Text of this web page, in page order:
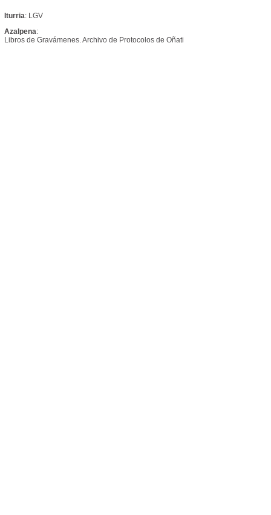
Iturria: LGV
Azalpena:
Libros de Gravámenes. Archivo de Protocolos de Oñati